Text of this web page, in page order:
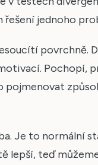
jednoho
povrchně.
Pochopí,
pojmenovat
Je to normální
lepší, teď